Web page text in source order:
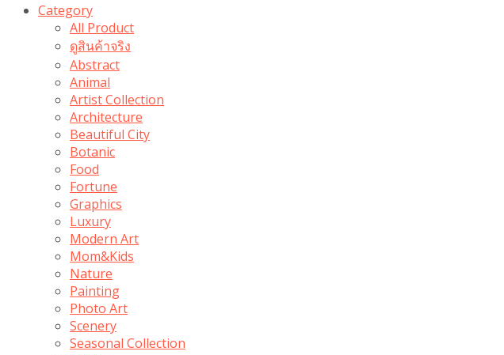
Category
All Product
ดูสินค้าจริง
Abstract
Animal
Artist Collection
Architecture
Beautiful City
Botanic
Food
Fortune
Graphics
Luxury
Modern Art
Mom&Kids
Nature
Painting
Photo Art
Scenery
Seasonal Collection